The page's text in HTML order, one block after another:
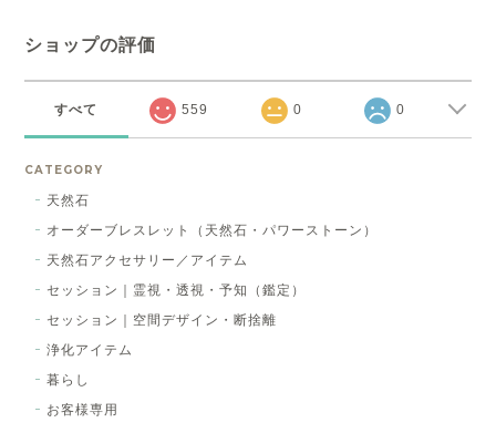
ショップの評価
すべて 559 0 0
CATEGORY
天然石
オーダーブレスレット（天然石・パワーストーン）
天然石アクセサリー／アイテム
セッション｜霊視・透視・予知（鑑定）
セッション｜空間デザイン・断捨離
浄化アイテム
暮らし
お客様専用